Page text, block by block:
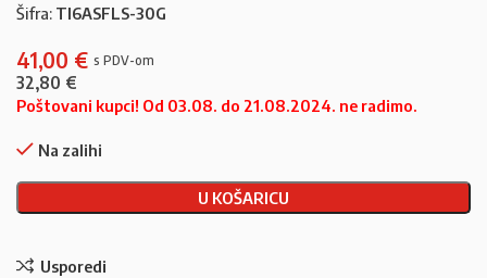
Šifra: TI6ASFLS-30G
41,00 €
32,80 €
Poštovani kupci! Od 03.08. do 21.08.2024. ne radimo.
Na zalihi
U KOŠARICU
Usporedi